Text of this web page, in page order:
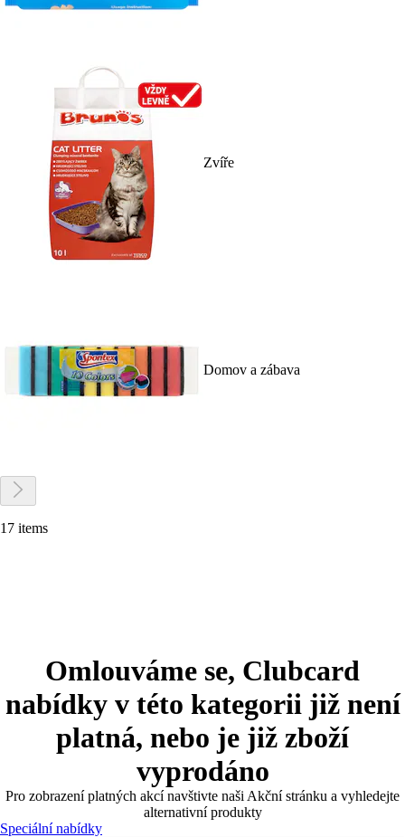
Zvíře
Domov a zábava
17 items
Omlouváme se, Clubcard
nabídky v této kategorii již není
platná, nebo je již zboží
vyprodáno
Pro zobrazení platných akcí navštivte naši Akční stránku a vyhledejte
alternativní produkty
Speciální nabídky